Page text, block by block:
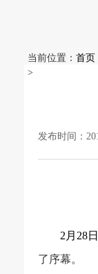
当前位置： 首页
>
发布时间：
2 月 28
了序幕。